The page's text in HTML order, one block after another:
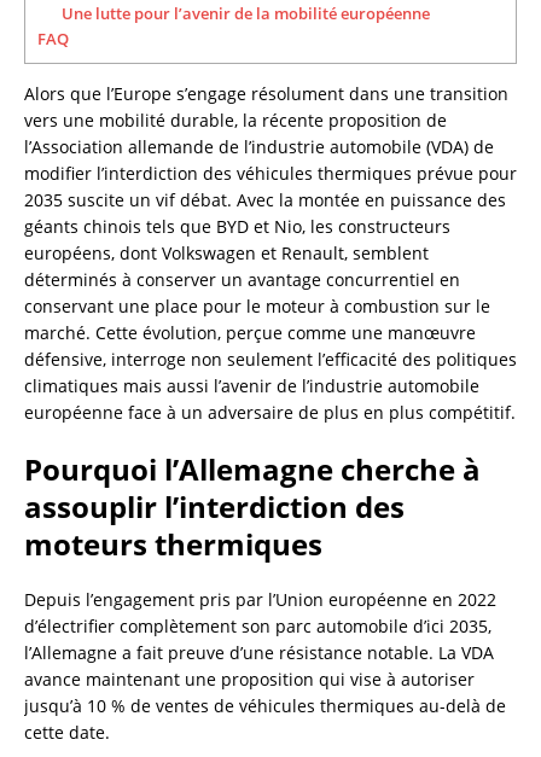
Une lutte pour l’avenir de la mobilité européenne
FAQ
Alors que l’Europe s’engage résolument dans une transition
vers une mobilité durable, la récente proposition de
l’Association allemande de l’industrie automobile (VDA) de
modifier l’interdiction des véhicules thermiques prévue pour
2035 suscite un vif débat. Avec la montée en puissance des
géants chinois tels que BYD et Nio, les constructeurs
européens, dont Volkswagen et Renault, semblent
déterminés à conserver un avantage concurrentiel en
conservant une place pour le moteur à combustion sur le
marché. Cette évolution, perçue comme une manœuvre
défensive, interroge non seulement l’efficacité des politiques
climatiques mais aussi l’avenir de l’industrie automobile
européenne face à un adversaire de plus en plus compétitif.
Pourquoi l’Allemagne cherche à
assouplir l’interdiction des
moteurs thermiques
Depuis l’engagement pris par l’Union européenne en 2022
d’électrifier complètement son parc automobile d’ici 2035,
l’Allemagne a fait preuve d’une résistance notable. La VDA
avance maintenant une proposition qui vise à autoriser
jusqu’à 10 % de ventes de véhicules thermiques au-delà de
cette date.